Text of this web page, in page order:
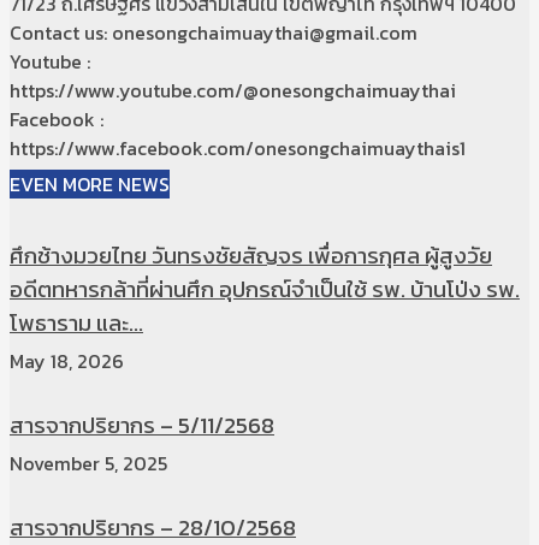
Contact us: onesongchaimuaythai@gmail.com
Youtube :
https://www.youtube.com/@onesongchaimuaythai
Facebook :
https://www.facebook.com/onesongchaimuaythais1
EVEN MORE NEWS
ศึกช้างมวยไทย วันทรงชัยสัญจร เพื่อการกุศล ผู้สูงวัย
อดีตทหารกล้าที่ผ่านศึก อุปกรณ์จำเป็นใช้ รพ. บ้านโป่ง รพ.
โพธาราม และ...
May 18, 2026
สารจากปริยากร – 5/11/2568
November 5, 2025
สารจากปริยากร – 28/10/2568